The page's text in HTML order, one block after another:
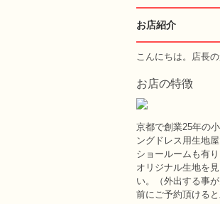
お店紹介
こんにちは。店長の
お店の特徴
京都で創業25年の
ングドレス用生地屋
ショールームも有
オリジナル生地を
い。（外出する事
前にご予約頂ける